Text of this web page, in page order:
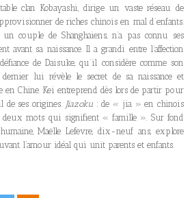
clan Kobayashi, dirige un vaste réseau de
de riches chinois en mal d’enfants.
couple de Shanghaiens, n’a pas connu ses
avant sa naissance. Il a grandi entre l’affection
de Daisuke, qu’il considère comme son
lui révèle le secret de sa naissance et
en Chine. Kei entreprend dès lors de partir pour
de ses origines. Jiazoku : de « jia » en chinois
mots qui signifient « famille ». Sur fond
Maëlle Lefevre, dix-neuf ans, explore
l’amour idéal qui unit parents et enfants.